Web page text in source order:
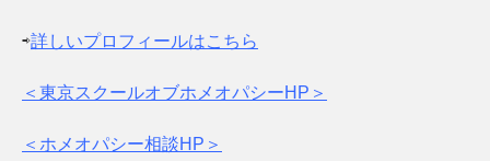
⇨詳しいプロフィールはこちら
＜東京スクールオブホメオパシーHP＞
＜ホメオパシー相談HP＞